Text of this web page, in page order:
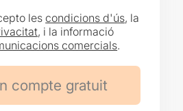
lescondicions d'ús, la
, i la informació
comercials.